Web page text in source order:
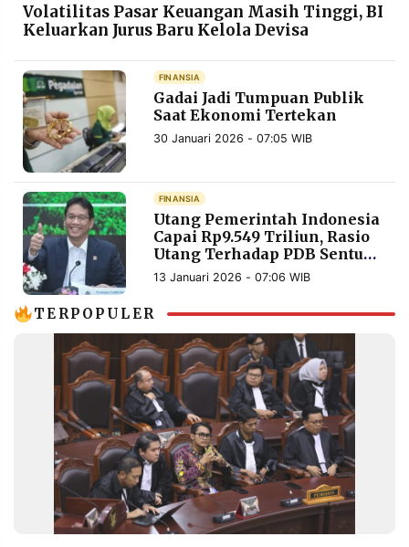
Volatilitas Pasar Keuangan Masih Tinggi, BI
Keluarkan Jurus Baru Kelola Devisa
FINANSIA
Gadai Jadi Tumpuan Publik
Saat Ekonomi Tertekan
30 Januari 2026 - 07:05 WIB
FINANSIA
Utang Pemerintah Indonesia
Capai Rp9.549 Triliun, Rasio
Utang Terhadap PDB Sentuh
41,03 Persen
13 Januari 2026 - 07:06 WIB
TERPOPULER